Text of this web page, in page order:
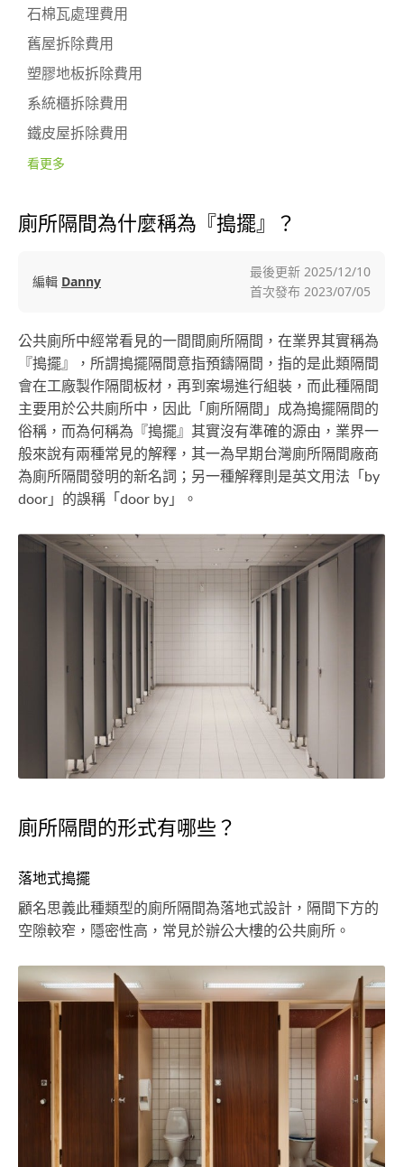
石棉瓦處理費用
舊屋拆除費用
塑膠地板拆除費用
系統櫃拆除費用
鐵皮屋拆除費用
看更多
廁所隔間為什麼稱為『搗擺』？
編輯 Danny
最後更新 2025/12/10
首次發布 2023/07/05
公共廁所中經常看見的一間間廁所隔間，在業界其實稱為
『搗擺』，所謂搗擺隔間意指預鑄隔間，指的是此類隔間
會在工廠製作隔間板材，再到案場進行組裝，而此種隔間
主要用於公共廁所中，因此「廁所隔間」成為搗擺隔間的
俗稱，而為何稱為『搗擺』其實沒有準確的源由，業界一
般來說有兩種常見的解釋，其一為早期台灣廁所隔間廠商
為廁所隔間發明的新名詞；另一種解釋則是英文用法「by
door」的誤稱「door by」。
廁所隔間的形式有哪些？
落地式搗擺
顧名思義此種類型的廁所隔間為落地式設計，隔間下方的
空隙較窄，隱密性高，常見於辦公大樓的公共廁所。